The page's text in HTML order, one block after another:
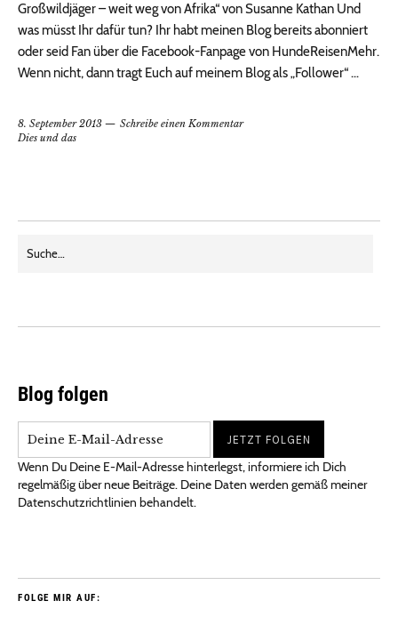
Großwildjäger – weit weg von Afrika“ von Susanne Kathan Und
was müsst Ihr dafür tun? Ihr habt meinen Blog bereits abonniert
oder seid Fan über die Facebook-Fanpage von HundeReisenMehr.
Wenn nicht, dann tragt Euch auf meinem Blog als „Follower“ …
8. September 2013
Schreibe einen Kommentar
Dies und das
Blog folgen
Wenn Du Deine E-Mail-Adresse hinterlegst, informiere ich Dich
regelmäßig über neue Beiträge. Deine Daten werden gemäß meiner
Datenschutzrichtlinien behandelt.
FOLGE MIR AUF: